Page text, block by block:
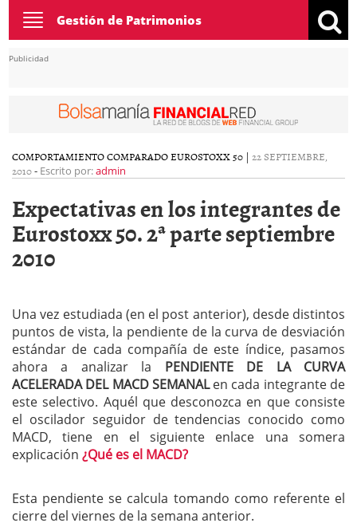
Toggle
navigation
Gestión de Patrimonios
Publicidad
COMPORTAMIENTO COMPARADO EUROSTOXX 50 | 22 SEPTIEMBRE,
2010- Escrito por:admin
Expectativas en los integrantes de
Eurostoxx 50. 2ª parte septiembre
2010
Una vez estudiada (en el post anterior), desde distintos
puntos de vista, la pendiente de la curva de desviación
estándar de cada compañía de este índice, pasamos
ahora a analizar la PENDIENTE DE LA CURVA
ACELERADA DEL MACD SEMANALen cada integrante de
este selectivo. Aquél que desconozca en que consiste
el oscilador seguidor de tendencias conocido como
MACD, tiene en el siguiente enlace una somera
explicación ¿Qué es el MACD?
Esta pendiente se calcula tomando como referente el
cierre del viernes de la semana anterior.